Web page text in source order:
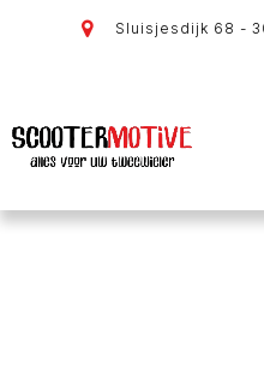
Sluisjesdijk 68 -